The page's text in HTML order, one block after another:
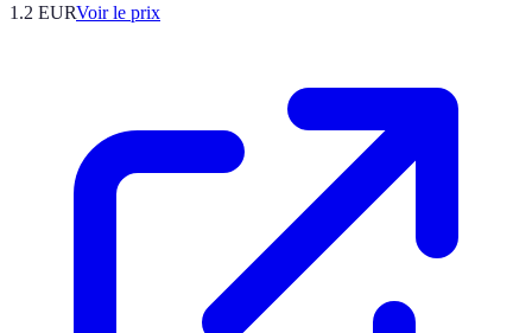
1.2 EURVoir le prix